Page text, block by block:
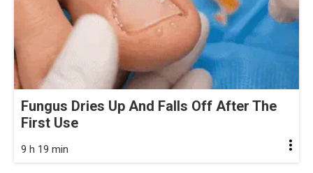
Fungus Dries Up And Falls Off After The
First Use
9 h 19 min